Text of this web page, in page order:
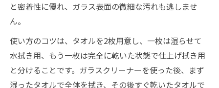
と密着性に優れ、ガラス表面の微細な汚れも逃しませ
ん。
使い方のコツは、タオルを2枚用意し、一枚は湿らせて
水拭き用、もう一枚は完全に乾いた状態で仕上げ拭き用
と分けることです。ガラスクリーナーを使った後、まず
湿ったタオルで全体を拭き、その後すぐ乾いたタオルで